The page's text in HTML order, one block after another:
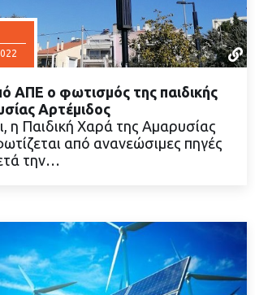
ΠΕΡΙΣΣΟΤΕΡΑ
ΑΠΕ ο φωτισμός της παιδικής
Αρτέμιδος
η Παιδική Χαρά της Αμαρυσίας
από ανανεώσιμες πηγές
την…